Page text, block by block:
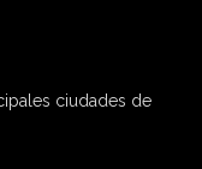
ciudades de